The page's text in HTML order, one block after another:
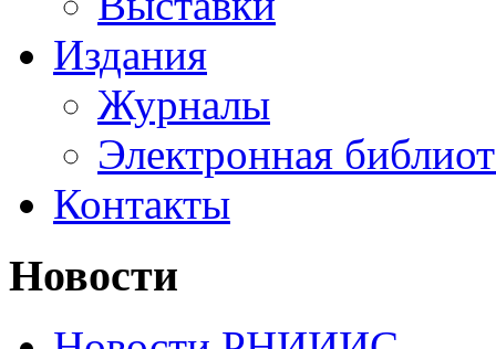
Издания
Журналы
Электронная
Контакты
Новости